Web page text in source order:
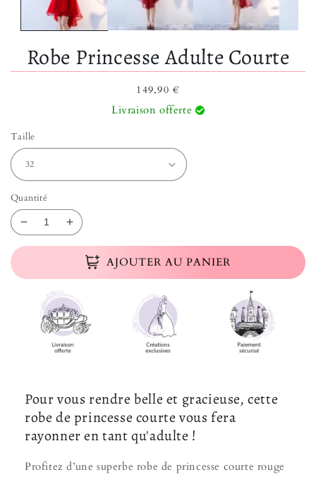
Robe Princesse Adulte Courte
Prix habituel
149,90 €
Livraison offerte
Taille
Quantité
Réduire la quantité de Robe Princesse Adulte
Augmenter la quantité de Robe Princesse
AJOUTER AU PANIER
Pour vous rendre belle et gracieuse, cette
robe de princesse courte vous fera
rayonner en tant qu'adulte !
Profitez d’une superbe robe de princesse courte rouge